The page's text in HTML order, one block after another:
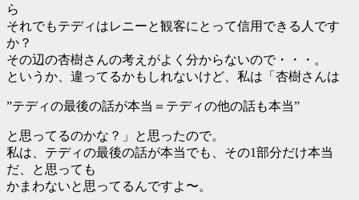
ら
それでもテディはレニーと観客にとって信用できる人です
か？
その辺の杏樹さんの考えがよく分からないので・・・。
というか、違ってるかもしれないけど、私は「杏樹さんは
”テディの最後の話が本当＝テディの他の話も本当”
と思ってるのかな？」と思ったので。
私は、テディの最後の話が本当でも、その1部分だけ本当
だ、と思っても
かまわないと思ってるんですよ〜。